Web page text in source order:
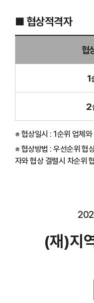
■ 협상적격자
협
1
2
※ 협상일시 : 1순위 업체
※ 협상방법 : 우선순위 협
자와 협상 결렬시 차순위
(재)지